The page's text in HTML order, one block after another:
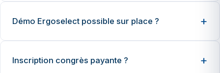
Démo Ergoselect possible sur place ?
Inscription congrès payante ?